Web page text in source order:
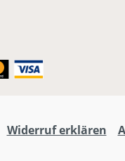
Widerruf erklären